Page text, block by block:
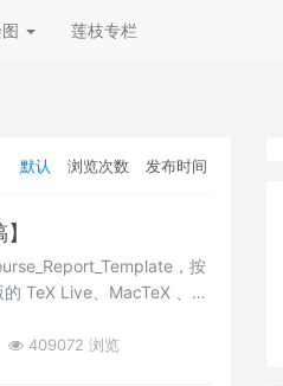
莲枝专栏
默认 浏览次数 发布时间
，按
TeX Live、MacTeX 、
409072 浏览